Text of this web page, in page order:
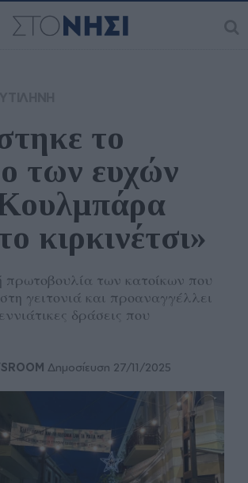
το
των ευχών
κιρκινέτσι»
πρωτοβουλία των κατοίκων που
γειτονιά και προαναγγέλλει
δράσεις που
Δημοσίευση 27/11/2025